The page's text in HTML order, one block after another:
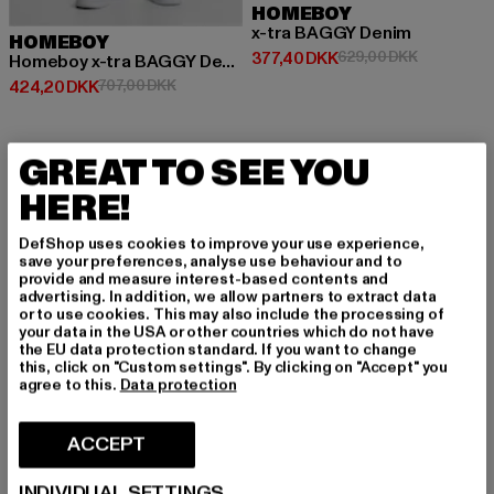
HOMEBOY
Homeboy x-tra BAGGY Denim
424,20 DKK
Nuværende pris: 424,20 DKK
707,00 DKKKampagnepris: 707,00 DKK
HOMEBOY
x-tra BAGGY Denim
377,40 DKK
Nuværende pris: 377,40 DKK
629,00 DKK
-41% -40%
GREAT TO SEE YOU
HERE!
DefShop uses cookies to improve your use experience,
save your preferences, analyse use behaviour and to
provide and measure interest-based contents and
advertising. In addition, we allow partners to extract data
or to use cookies. This may also include the processing of
your data in the USA or other countries which do not have
the EU data protection standard. If you want to change
this, click on "Custom settings". By clicking on "Accept" you
agree to this. Data protection
ACCEPT